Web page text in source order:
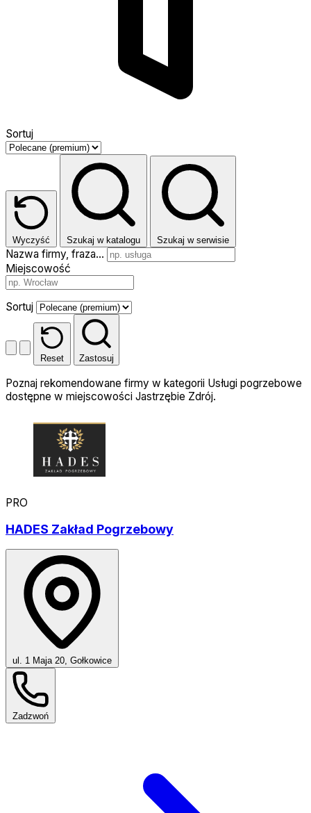
Sortuj
Wyczyść Szukaj w katalogu Szukaj w serwisie
Nazwa firmy, fraza…
Miejscowość
Sortuj
Reset Zastosuj
Poznaj rekomendowane firmy w kategorii Usługi pogrzebowe
dostępne w miejscowości Jastrzębie Zdrój.
PRO
HADES Zakład Pogrzebowy
ul. 1 Maja 20, Gołkowice
Zadzwoń